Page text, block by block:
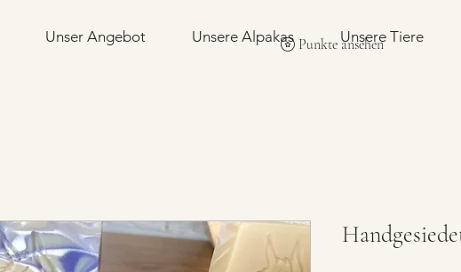
Unser Angebot Unsere Alpakas Unsere Tiere
Punkte ansehen